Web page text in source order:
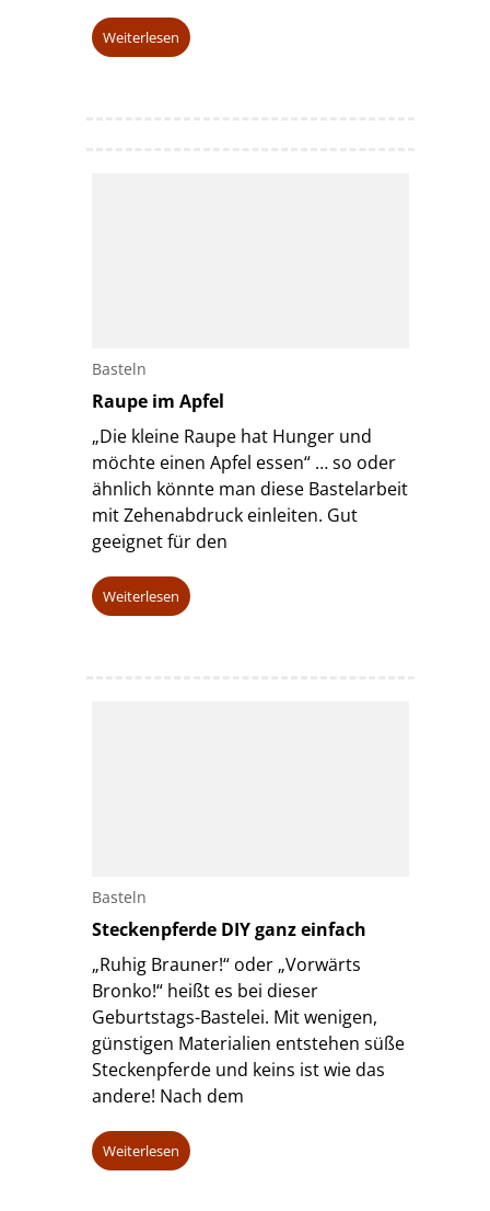
Weiterlesen
Basteln
Raupe im Apfel
„Die kleine Raupe hat Hunger und
möchte einen Apfel essen“ … so oder
ähnlich könnte man diese Bastelarbeit
mit Zehenabdruck einleiten. Gut
geeignet für den
Weiterlesen
Basteln
Steckenpferde DIY ganz einfach
„Ruhig Brauner!“ oder „Vorwärts
Bronko!“ heißt es bei dieser
Geburtstags-Bastelei. Mit wenigen,
günstigen Materialien entstehen süße
Steckenpferde und keins ist wie das
andere! Nach dem
Weiterlesen